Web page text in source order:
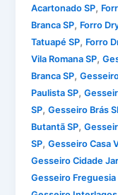
Acartonado SP,
Branca SP, Forro
Tatuapé SP, Forro
Vila Romana SP,
Branca SP,
Paulista SP,
SP,Gesseiro Brás
Butantã SP,
SP,Gesseiro Casa
Gesseiro Cidade
Gesseiro Freguesia